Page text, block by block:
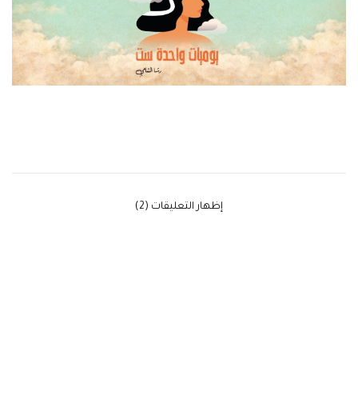
‫إظهار التعليقات (2)